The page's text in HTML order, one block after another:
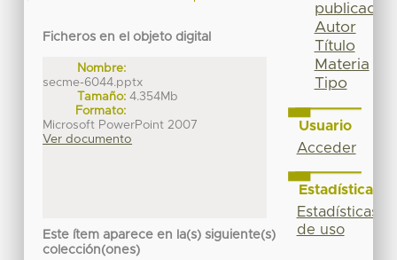
Ficheros en el objeto digital
Nombre:
secme-6044.pptx
Tamaño: 4.354Mb
Formato:
Microsoft PowerPoint 2007
Ver documento
Este ítem aparece en la(s) siguiente(s)
colección(ones)
publicación
Autor
Título
Materia
Tipo
Usuario
Acceder
Estadísticas
Estadísticas
de uso